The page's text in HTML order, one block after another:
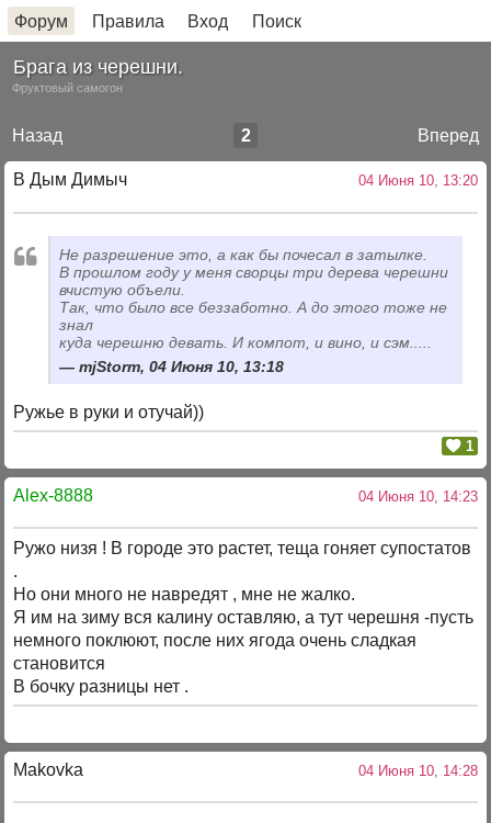
Форум Правила Вход Поиск
Брага из черешни.
Фруктовый самогон
Назад Вперед
2
В Дым Димыч 04 Июня 10, 13:20
Не разрешение это, а как бы почесал в затылке.
В прошлом году у меня сворцы три дерева черешни
вчистую объели.
Так, что было все беззаботно. А до этого тоже не
знал
куда черешню девать. И компот, и вино, и сэм.....
mjStorm, 04 Июня 10, 13:18
Ружье в руки и отучай))
1
Alex-8888 04 Июня 10, 14:23
Ружо низя ! В городе это растет, теща гоняет супостатов
.
Но они много не навредят , мне не жалко.
Я им на зиму вся калину оставляю, а тут черешня -пусть
немного поклюют, после них ягода очень сладкая
становится
В бочку разницы нет .
Makovka 04 Июня 10, 14:28